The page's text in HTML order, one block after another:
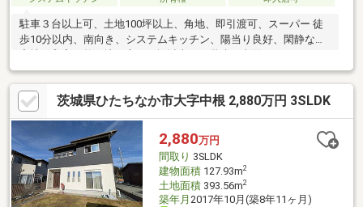
駐車３台以上可、土地100坪以上、角地、即引渡可、スーパー 徒
歩10分以内、南向き、システムキッチン、陽当り良好、閑静な住
オートバス、南庭、浴室に窓、平坦地、２世帯住宅
茨城県ひたちなか市大字中根 2,880万円 3SLDK
2,880万円
間取り 3SLDK
建物面積127.93m2
土地面積393.56m2
築年月 2017年10月(築8年11ヶ月)